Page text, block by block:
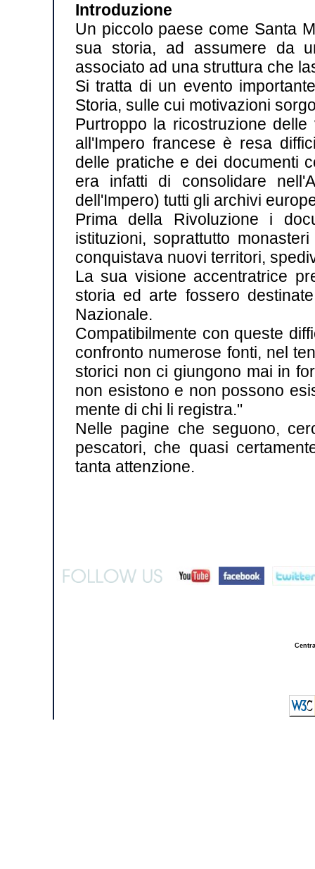
Introduzione
Un piccolo paese come Santa
sua storia, ad assumere da
associato ad una struttura che
Si tratta di un evento
Storia, sulle cui motivazioni
Purtroppo la ricostruzione
all'Impero francese è resa
delle pratiche e dei documenti
era infatti di consolidare
dell'Impero) tutti gli archivi
Prima della Rivoluzione i
istituzioni, soprattutto
conquistava nuovi territori,
La sua visione accentratrice
storia ed arte fossero
Nazionale.
Compatibilmente con queste
confronto numerose fonti, nel
storici non ci giungono mai in
non esistono e non possono
mente di chi li registra."
Nelle pagine che seguono,
pescatori, che quasi
tanta attenzione.